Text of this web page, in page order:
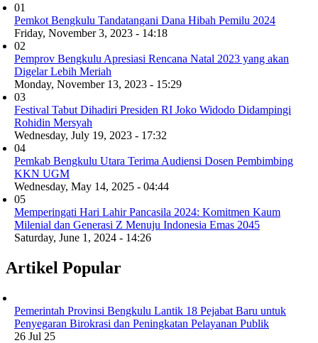
01
Pemkot Bengkulu Tandatangani Dana Hibah Pemilu 2024
Friday, November 3, 2023 - 14:18
02
Pemprov Bengkulu Apresiasi Rencana Natal 2023 yang akan
Digelar Lebih Meriah
Monday, November 13, 2023 - 15:29
03
Festival Tabut Dihadiri Presiden RI Joko Widodo Didampingi
Rohidin Mersyah
Wednesday, July 19, 2023 - 17:32
04
Pemkab Bengkulu Utara Terima Audiensi Dosen Pembimbing
KKN UGM
Wednesday, May 14, 2025 - 04:44
05
Memperingati Hari Lahir Pancasila 2024: Komitmen Kaum
Milenial dan Generasi Z Menuju Indonesia Emas 2045
Saturday, June 1, 2024 - 14:26
Artikel Popular
Pemerintah Provinsi Bengkulu Lantik 18 Pejabat Baru untuk
Penyegaran Birokrasi dan Peningkatan Pelayanan Publik
26 Jul 25